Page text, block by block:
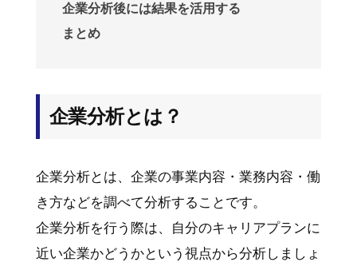
企業分析後には結果を活用する
まとめ
企業分析とは？
企業分析とは、企業の事業内容・業務内容・働
き方などを調べて分析することです。
企業分析を行う際は、自分のキャリアプランに
近い企業かどうかという視点から分析しましょ